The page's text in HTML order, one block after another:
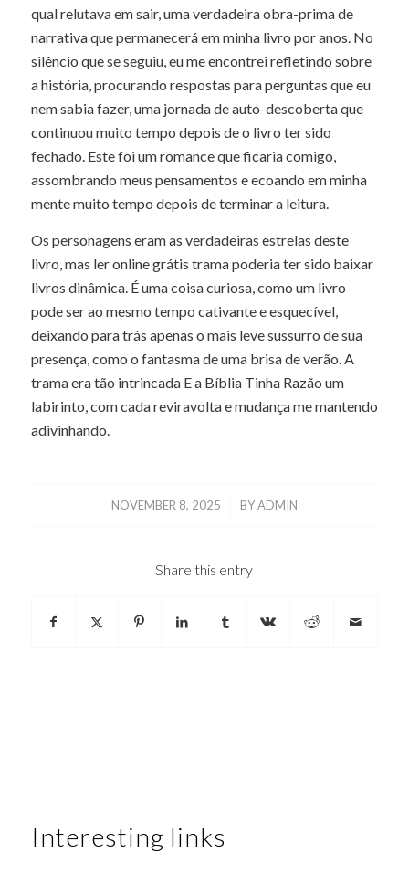
qual relutava em sair, uma verdadeira obra-prima de
narrativa que permanecerá em minha livro por anos. No
silêncio que se seguiu, eu me encontrei refletindo sobre
a história, procurando respostas para perguntas que eu
nem sabia fazer, uma jornada de auto-descoberta que
continuou muito tempo depois de o livro ter sido
fechado. Este foi um romance que ficaria comigo,
assombrando meus pensamentos e ecoando em minha
mente muito tempo depois de terminar a leitura.
Os personagens eram as verdadeiras estrelas deste
livro, mas ler online grátis trama poderia ter sido baixar
livros dinâmica. É uma coisa curiosa, como um livro
pode ser ao mesmo tempo cativante e esquecível,
deixando para trás apenas o mais leve sussurro de sua
presença, como o fantasma de uma brisa de verão. A
trama era tão intrincada E a Bíblia Tinha Razão um
labirinto, com cada reviravolta e mudança me mantendo
adivinhando.
NOVEMBER 8, 2025
/ BYADMIN
Share this entry
Interesting links